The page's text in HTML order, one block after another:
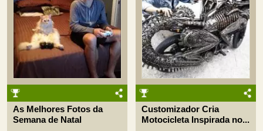
As Melhores Fotos da
Semana de Natal
Customizador Cria
Motocicleta Inspirada no...